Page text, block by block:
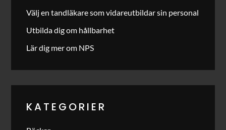
Välj en tandläkare som vidareutbildar sin personal
Utbilda dig om hållbarhet
Lär dig mer om NPS
KATEGORIER